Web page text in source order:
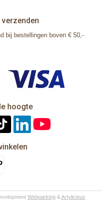
verzenden
bij bestellingen boven € 50,-
hoogte
Webparking&Artylicious